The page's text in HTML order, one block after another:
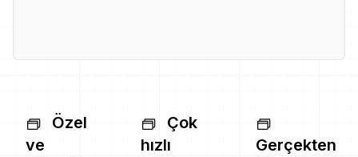
Özel
ve
Çok
hızlı
Gerçekten